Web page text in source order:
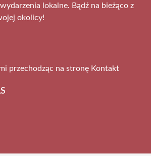
lokalne. Bądź na bieżąco z
okolicy!
przechodząc na stronę Kontakt